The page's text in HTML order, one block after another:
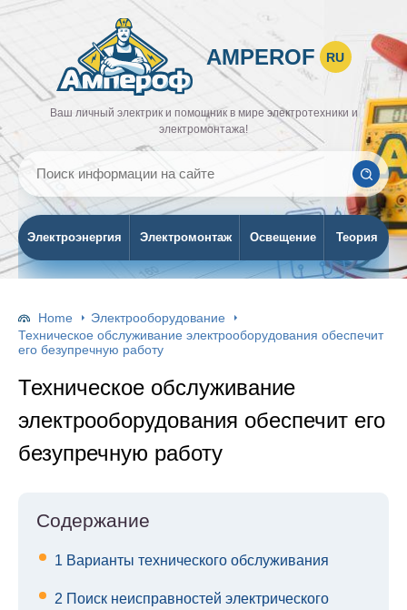
AMPEROF RU
Ваш личный электрик и помощник в мире электротехники и
электромонтажа!
Электроэнергия Электромонтаж Освещение Теория
Home
Электрооборудование
Техническое обслуживание электрооборудования обеспечит
его безупречную работу
Техническое обслуживание
электрооборудования обеспечит его
безупречную работу
Содержание
1 Варианты технического обслуживания
2 Поиск неисправностей электрического